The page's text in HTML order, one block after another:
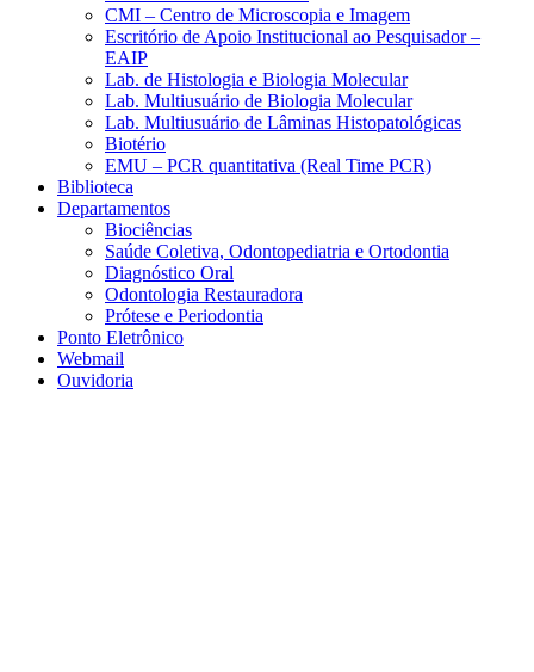
CMI – Centro de Microscopia e Imagem
Escritório de Apoio Institucional ao Pesquisador –
EAIP
Lab. de Histologia e Biologia Molecular
Lab. Multiusuário de Biologia Molecular
Lab. Multiusuário de Lâminas Histopatológicas
Biotério
EMU – PCR quantitativa (Real Time PCR)
Biblioteca
Departamentos
Biociências
Saúde Coletiva, Odontopediatria e Ortodontia
Diagnóstico Oral
Odontologia Restauradora
Prótese e Periodontia
Ponto Eletrônico
Webmail
Ouvidoria